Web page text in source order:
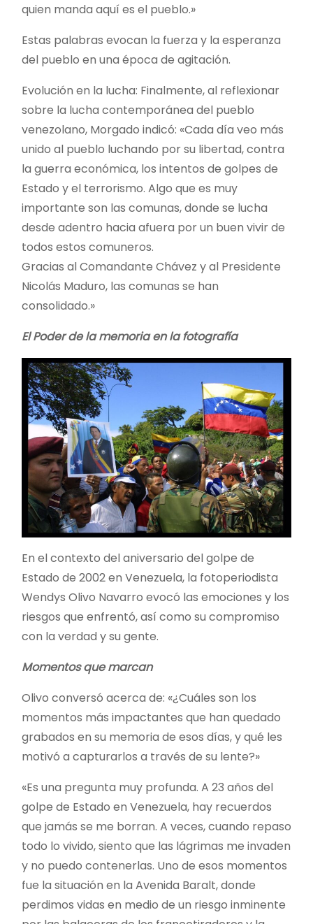
quien manda aquí es el pueblo.»
Estas palabras evocan la fuerza y la esperanza
del pueblo en una época de agitación.
Evolución en la lucha: Finalmente, al reflexionar
sobre la lucha contemporánea del pueblo
venezolano, Morgado indicó: «Cada día veo más
unido al pueblo luchando por su libertad, contra
la guerra económica, los intentos de golpes de
Estado y el terrorismo. Algo que es muy
importante son las comunas, donde se lucha
desde adentro hacia afuera por un buen vivir de
todos estos comuneros.
Gracias al Comandante Chávez y al Presidente
Nicolás Maduro, las comunas se han
consolidado.»
El Poder de la memoria en la fotografía
En el contexto del aniversario del golpe de
Estado de 2002 en Venezuela, la fotoperiodista
Wendys Olivo Navarro evocó las emociones y los
riesgos que enfrentó, así como su compromiso
con la verdad y su gente.
Momentos que marcan
Olivo conversó acerca de: «¿Cuáles son los
momentos más impactantes que han quedado
grabados en su memoria de esos días, y qué les
motivó a capturarlos a través de su lente?»
«Es una pregunta muy profunda. A 23 años del
golpe de Estado en Venezuela, hay recuerdos
que jamás se me borran. A veces, cuando repaso
todo lo vivido, siento que las lágrimas me invaden
y no puedo contenerlas. Uno de esos momentos
fue la situación en la Avenida Baralt, donde
perdimos vidas en medio de un riesgo inminente